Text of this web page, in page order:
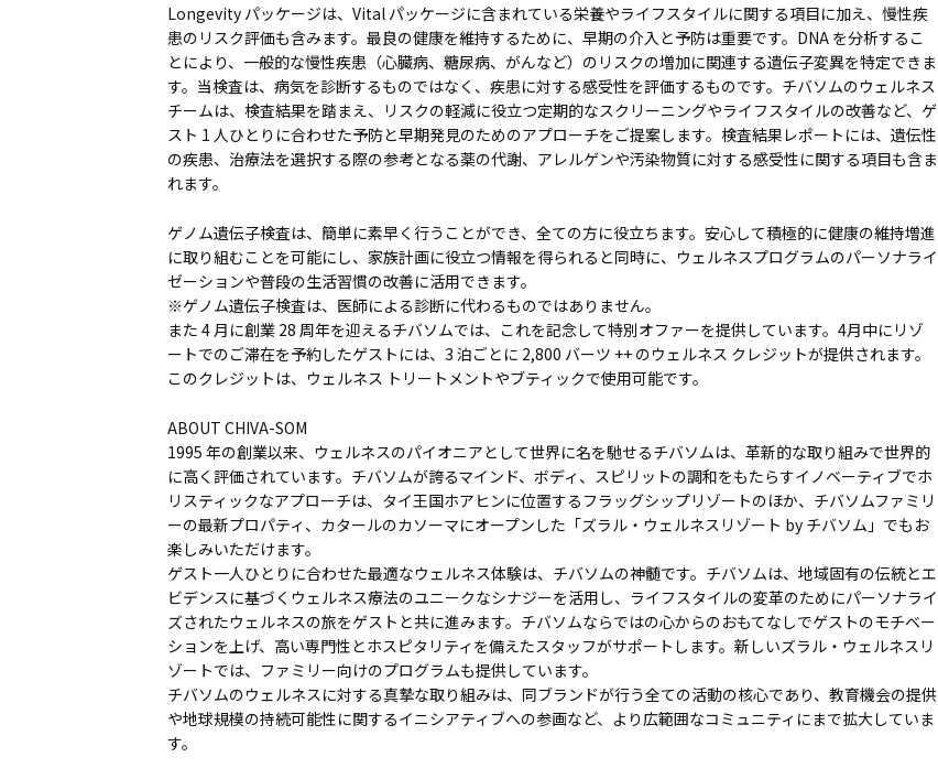
Longevity パッケージは、Vital パッケージに含まれている栄養やライフスタイルに関する項目に加え、慢性疾
患のリスク評価も含みます。最良の健康を維持するために、早期の介入と予防は重要です。DNA を分析するこ
とにより、一般的な慢性疾患（心臓病、糖尿病、がんなど）のリスクの増加に関連する遺伝子変異を特定できま
す。当検査は、病気を診断するものではなく、疾患に対する感受性を評価するものです。チバソムのウェルネス
チームは、検査結果を踏まえ、リスクの軽減に役立つ定期的なスクリーニングやライフスタイルの改善など、ゲ
スト 1 人ひとりに合わせた予防と早期発見のためのアプローチをご提案します。検査結果レポートには、遺伝性
の疾患、治療法を選択する際の参考となる薬の代謝、アレルゲンや汚染物質に対する感受性に関する項目も含ま
れます。
ゲノム遺伝子検査は、簡単に素早く行うことができ、全ての方に役立ちます。安心して積極的に健康の維持増進
に取り組むことを可能にし、家族計画に役立つ情報を得られると同時に、ウェルネスプログラムのパーソナライ
ゼーションや普段の生活習慣の改善に活用できます。
※ゲノム遺伝子検査は、医師による診断に代わるものではありません。
また 4 月に創業 28 周年を迎えるチバソムでは、これを記念して特別オファーを提供しています。4月中にリゾ
ートでのご滞在を予約したゲストには、3 泊ごとに 2,800 バーツ ++ のウェルネス クレジットが提供されます。
このクレジットは、ウェルネス トリートメントやブティックで使用可能です。
ABOUT CHIVA-SOM
1995 年の創業以来、ウェルネスのパイオニアとして世界に名を馳せるチバソムは、革新的な取り組みで世界的
に高く評価されています。チバソムが誇るマインド、ボディ、スピリットの調和をもたらすイノベーティブでホ
リスティックなアプローチは、タイ王国ホアヒンに位置するフラッグシップリゾートのほか、チバソムファミリ
ーの最新プロパティ、カタールのカソーマにオープンした「ズラル・ウェルネスリゾート by チバソム」でもお
楽しみいただけます。
ゲスト一人ひとりに合わせた最適なウェルネス体験は、チバソムの神髄です。チバソムは、地域固有の伝統とエ
ビデンスに基づくウェルネス療法のユニークなシナジーを活用し、ライフスタイルの変革のためにパーソナライ
ズされたウェルネスの旅をゲストと共に進みます。チバソムならではの心からのおもてなしでゲストのモチベー
ションを上げ、高い専門性とホスピタリティを備えたスタッフがサポートします。新しいズラル・ウェルネスリ
ゾートでは、ファミリー向けのプログラムも提供しています。
チバソムのウェルネスに対する真摯な取り組みは、同ブランドが行う全ての活動の核心であり、教育機会の提供
や地球規模の持続可能性に関するイニシアティブへの参画など、より広範囲なコミュニティにまで拡大していま
す。